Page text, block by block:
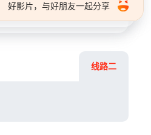
好影片，与好朋友一起分享
线路二